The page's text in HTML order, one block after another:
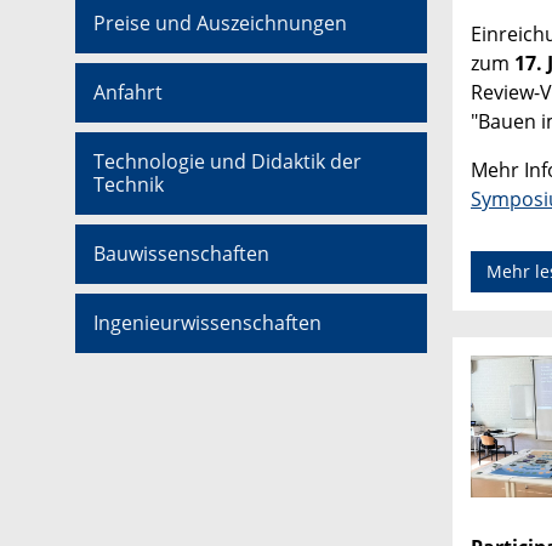
Preise und Auszeichnungen
Anfahrt
Technologie und Didaktik der
Technik
Bauwissenschaften
Ingenieurwissenschaften
zum 17.
"Bauen
Mehr
Mehr